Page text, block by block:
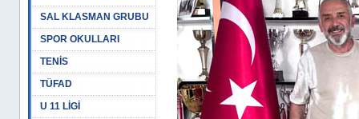
SAL KLASMAN GRUBU
SPOR OKULLARI
TENİS
TÜFAD
U 11 LİGİ